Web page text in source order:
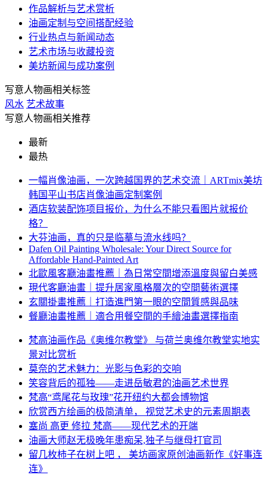
作品解析与艺术赏析
油画定制与空间搭配经验
行业热点与新闻动态
艺术市场与收藏投资
美坊新闻与成功案例
写意人物画相关标签
风水 艺术故事
写意人物画相关推荐
最新
最热
一幅肖像油画，一次跨越国界的艺术交流｜ARTmix美坊
韩国平山书店肖像油画定制案例
酒店软装配饰项目报价，为什么不能只看图片就报价
格？
大芬油画，真的只是临摹与流水线吗？
Dafen Oil Painting Wholesale: Your Direct Source for
Affordable Hand-Painted Art
北歐風客廳油畫推薦｜為日常空間增添溫度與留白美感
現代客廳油畫｜提升居家風格層次的空間藝術選擇
玄關掛畫推薦｜打造進門第一眼的空間質感與品味
餐廳油畫推薦｜適合用餐空間的手繪油畫選擇指南
梵高油画作品《奥维尔教堂》 与荷兰奥维尔教堂实地实
景对比赏析
莫奈的艺术魅力：光影与色彩的交响
笑容背后的孤独——走进岳敏君的油画艺术世界
梵高“鸢尾花与玫瑰”花开纽约大都会博物馆
欣赏西方绘画的极简清单， 视觉艺术史的元素周期表
塞尚 高更 修拉 梵高——现代艺术的开端
油画大师赵无极晚年患痴呆,独子与继母打官司
留几枚柿子在树上吧 ， 美坊画家原创油画新作《好事连
连》